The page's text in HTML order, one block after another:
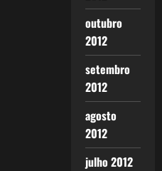
outubro
2012
setembro
2012
agosto
2012
julho 2012